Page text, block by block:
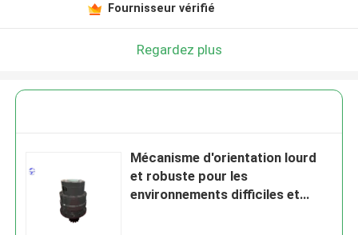
Fournisseur vérifié
Regardez plus
Mécanisme d'orientation lourd
et robuste pour les
environnements difficiles et